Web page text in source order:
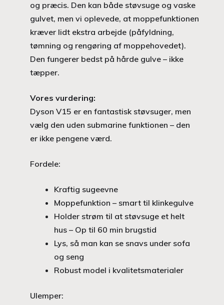
og præcis. Den kan både støvsuge og vaske
gulvet, men vi oplevede, at moppefunktionen
kræver lidt ekstra arbejde (påfyldning,
tømning og rengøring af moppehovedet).
Den fungerer bedst på hårde gulve – ikke
tæpper.
Vores vurdering:
Dyson V15 er en fantastisk støvsuger, men
vælg den uden submarine funktionen – den
er ikke pengene værd.
Fordele:
Kraftig sugeevne
Moppefunktion – smart til klinkegulve
Holder strøm til at støvsuge et helt
hus – Op til 60 min brugstid
Lys, så man kan se snavs under sofa
og seng
Robust model i kvalitetsmaterialer
Ulemper: